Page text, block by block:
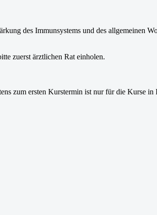
des Immunsystems und des allgemeinen
zuerst ärztlichen Rat einholen.
zum ersten Kurstermin ist nur für die Kurse